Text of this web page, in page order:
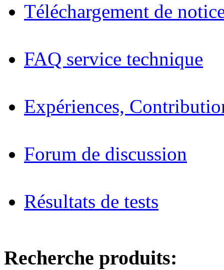
Téléchargement de
FAQ service technique
Expériences,
Forum de discussion
Résultats de tests
Recherche produits: